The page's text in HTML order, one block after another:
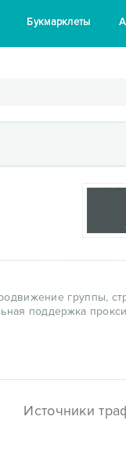
Букмарклеты
группы,
поддержка
Источники